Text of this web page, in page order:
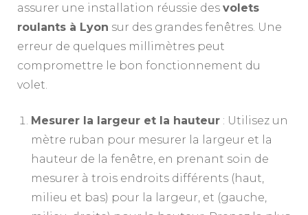
assurer une installation réussie des volets
roulants à Lyon sur des grandes fenêtres. Une
erreur de quelques millimètres peut
compromettre le bon fonctionnement du
volet.
Mesurer la largeur et la hauteur : Utilisez un
mètre ruban pour mesurer la largeur et la
hauteur de la fenêtre, en prenant soin de
mesurer à trois endroits différents (haut,
milieu et bas) pour la largeur, et (gauche,